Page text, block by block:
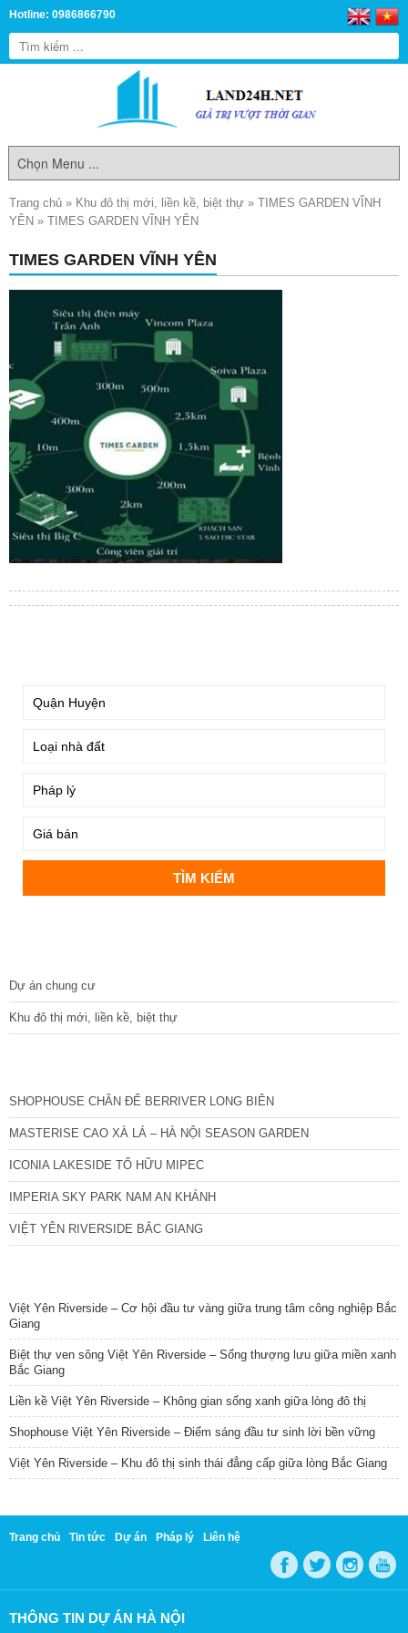
Hotline: 0986866790
Trang chủ » Khu đô thị mới, liền kề, biệt thự » TIMES GARDEN VĨNH
YÊN » TIMES GARDEN VĨNH YÊN
TIMES GARDEN VĨNH YÊN
Dự án chung cư
Khu đô thị mới, liền kề, biệt thự
SHOPHOUSE CHÂN ĐẾ BERRIVER LONG BIÊN
MASTERISE CAO XÀ LÁ – HÀ NỘI SEASON GARDEN
ICONIA LAKESIDE TỐ HỮU MIPEC
IMPERIA SKY PARK NAM AN KHÁNH
VIỆT YÊN RIVERSIDE BẮC GIANG
Việt Yên Riverside – Cơ hội đầu tư vàng giữa trung tâm công nghiệp Bắc
Giang
Biệt thự ven sông Việt Yên Riverside – Sống thượng lưu giữa miền xanh
Bắc Giang
Liền kề Việt Yên Riverside – Không gian sống xanh giữa lòng đô thị
Shophouse Việt Yên Riverside – Điểm sáng đầu tư sinh lời bền vững
Việt Yên Riverside – Khu đô thị sinh thái đẳng cấp giữa lòng Bắc Giang
Trang chủ Tin tức Dự án Pháp lý Liên hệ
THÔNG TIN DỰ ÁN HÀ NỘI